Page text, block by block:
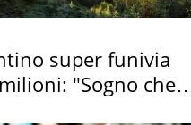
super funivia
"Sogno che